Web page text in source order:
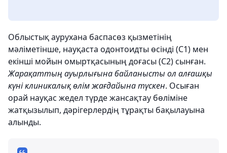
Облыстық аурухана баспасөз қызметінің
мәліметінше, науқаста одонтоидты өсінді (С1) мен
екінші мойын омыртқасының доғасы (С2) сынған.
Жарақаттың ауырлығына байланысты ол алғашқы
күні клиникалық өлім жағдайына түскен. Осыған
орай науқас жедел түрде жансақтау бөліміне
жатқызылып, дәрігерлердің тұрақты бақылауына
алынды.